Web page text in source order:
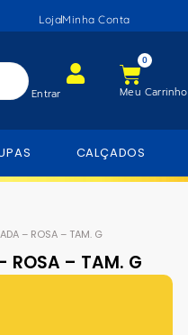
LojaMinha Conta
Entrar
0
Meu Carrinho
CALÇADOS
– ROSA – TAM. G
ROSA – TAM. G